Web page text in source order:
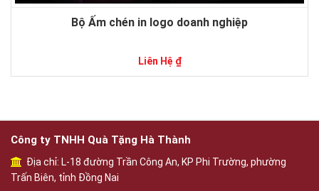
Bộ Ấm chén in logo doanh nghiệp
Liên Hệ ₫
Công ty TNHH Quà Tặng Hà Thành
Địa chỉ: L-18 đường Trần Công An, KP Phi Trường, phường
Trấn Biên, tỉnh Đồng Nai